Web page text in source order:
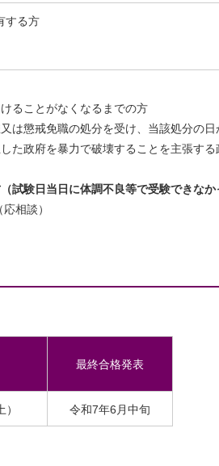
する方
ることがなくなるまでの方
は懲戒免職の処分を受け、当該処分の
政府を暴力で破壊することを主張す
験日当日に体調不良等で受験できなか
相談）
最終合格発表
令和7年6月中旬